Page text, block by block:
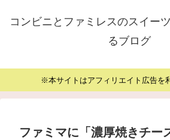
コンビニとファミレスのスイー
るブログ
※本サイトはアフィリエイト広告を
ファミマに「濃厚焼きチー